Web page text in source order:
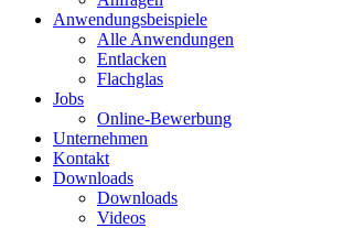
Anwendungsbeispiele
Alle Anwendungen
Entlacken
Flachglas
Jobs
Online-Bewerbung
Unternehmen
Kontakt
Downloads
Downloads
Videos